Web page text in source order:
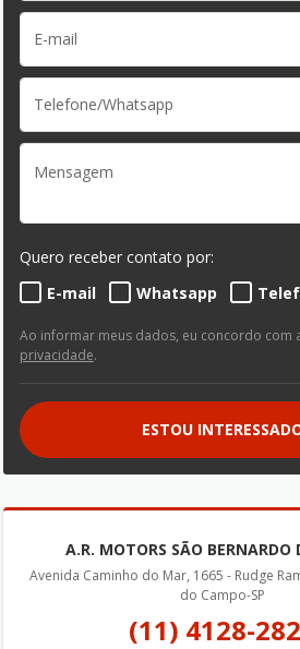
Quero receber contato por:
E-mail
Whatsapp
Ao informar meus dados, eu concordo com
privacidade.
ESTOU
A.R. MOTORS SÃO BERNARDO
Avenida Caminho do Mar, 1665 - Rudge
do Campo-SP
(11) 4128-